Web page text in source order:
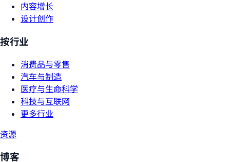
内容增长
设计创作
按行业
消费品与零售
汽车与制造
医疗与生命科学
科技与互联网
更多行业
资源
博客